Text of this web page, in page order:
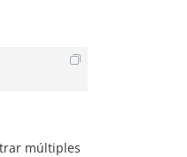
múltiples